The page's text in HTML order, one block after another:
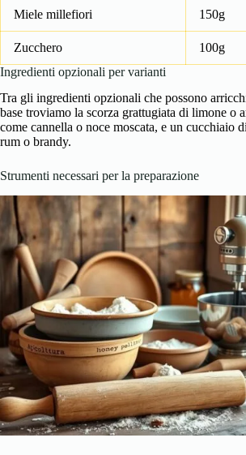
Miele millefiori 150g
Zucchero
100g
Ingredienti opzionali per varianti
Tra gli ingredienti opzionali che possono
base troviamo la scorza grattugiata di limone o
come cannella o noce moscata, e un cucchiaio
rum o brandy.
Strumenti necessari per la preparazione